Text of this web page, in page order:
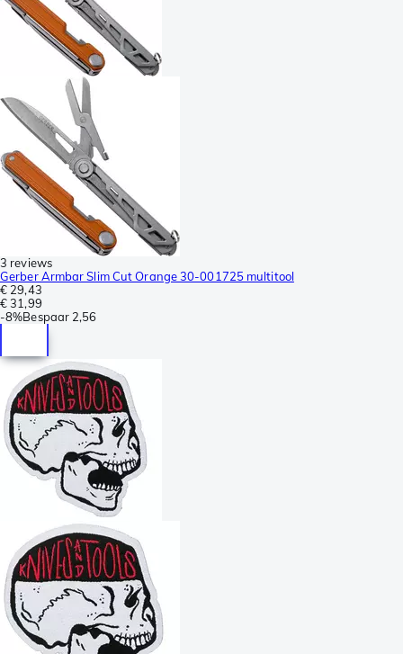
3 reviews
Gerber Armbar Slim Cut Orange 30-001725 multitool
€ 29,43
€ 31,99
-8%Bespaar 2,56